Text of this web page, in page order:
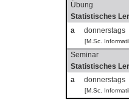
Übung
Statistisches
a
donnerstags
[M.Sc.
Seminar
Statistisches
a
donnerstags
[M.Sc.